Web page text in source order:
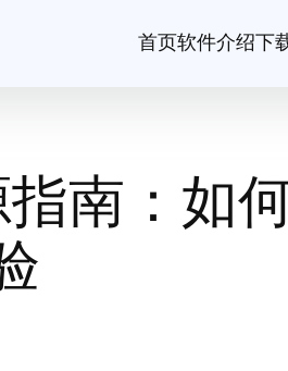
首页软件介绍下
南：如